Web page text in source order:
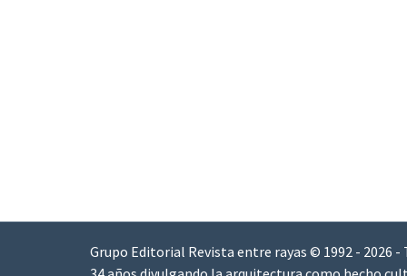
Grupo Editorial Revista entre rayas © 1992 - 2026 -